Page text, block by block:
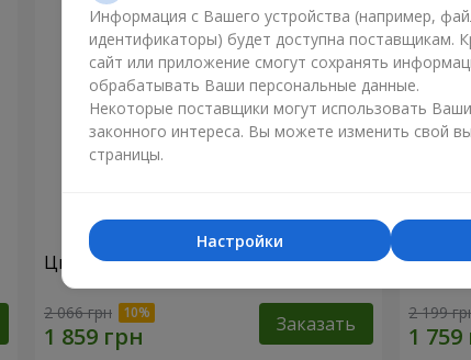
Цветы в коробке "Соломия"
2 066 грн Заказать
Цветы
2 199
Информация с Вашего устройства (например,
идентификаторы) будет доступна поставщикам.
сайт или приложение смогут сохранять
обрабатывать Ваши персональные данные.
Некоторые поставщики могут использовать
законного интереса. Вы можете изменить свой
страницы.
Настройки